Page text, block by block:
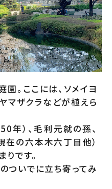
。ここには、ソメイヨ
ヤマザクラなどが植えら
年）、毛利元就の孫、
在の六本木六丁目他）
です。
ついでに立ち寄ってみ